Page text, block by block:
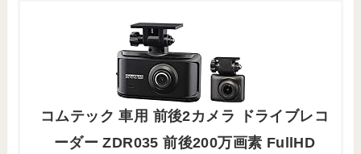
コムテック 車用 前後2カメラ ドライブレコ
ーダー ZDR035 前後200万画素 FullHD